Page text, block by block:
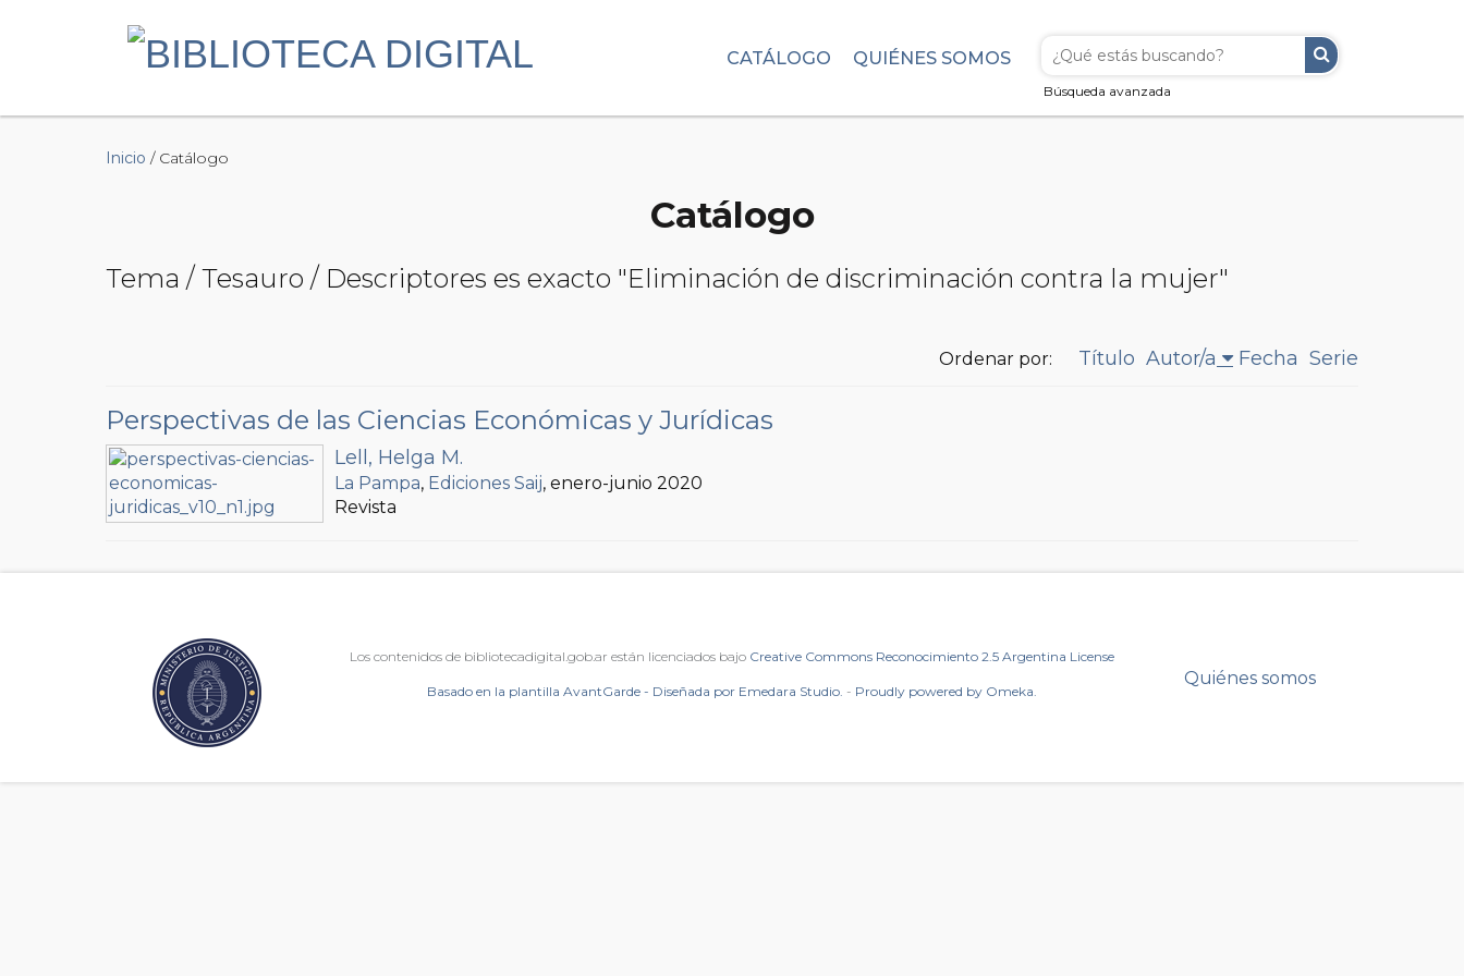
Búsqueda avanzada
CATÁLOGO QUIÉNES SOMOS
Inicio / Catálogo
Catálogo
Tema / Tesauro / Descriptores es exacto "Eliminación de discriminación contra la mujer"
Ordenar por: Título Autor/a Fecha Serie
Perspectivas de las Ciencias Económicas y Jurídicas
Lell, Helga M.
La Pampa, Ediciones Saij, enero-junio 2020
Revista
Los contenidos de bibliotecadigital.gob.ar están licenciados bajo Creative Commons Reconocimiento 2.5 Argentina License
Basado en la plantilla AvantGarde - Diseñada por Emedara Studio. - Proudly powered by Omeka.
Quiénes somos